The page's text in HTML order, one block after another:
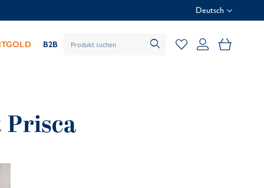
Deutsch
B2B Mein